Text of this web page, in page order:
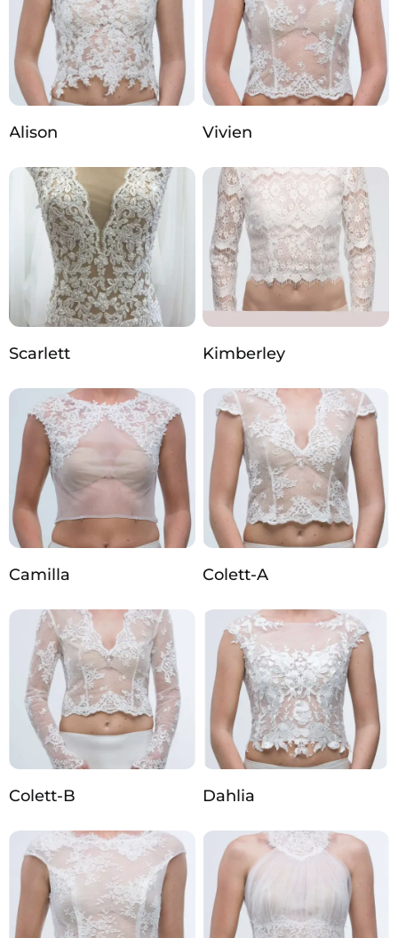
Alison Vivien
Scarlett Kimberley
Camilla Colett-A
Colett-B Dahlia